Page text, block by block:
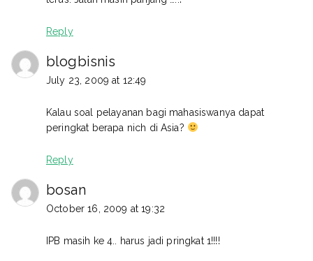
Reply
blogbisnis
July 23, 2009 at 12:49
Kalau soal pelayanan bagi mahasiswanya dapat
peringkat berapa nich di Asia?
Reply
bosan
October 16, 2009 at 19:32
IPB masih ke 4.. harus jadi pringkat 1!!!!